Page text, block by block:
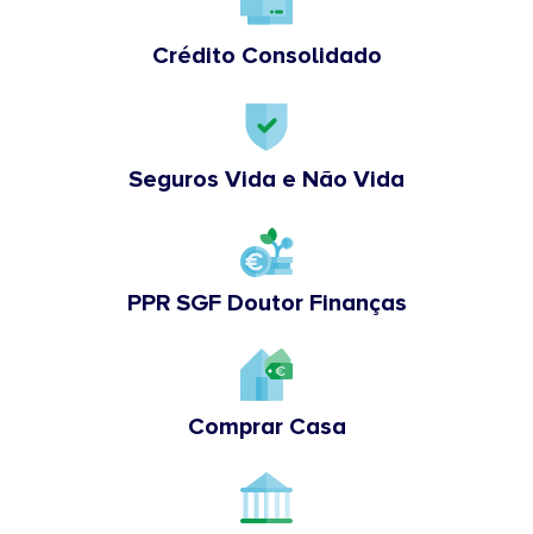
Crédito Consolidado
Seguros Vida e Não Vida
PPR SGF Doutor Finanças
Comprar Casa